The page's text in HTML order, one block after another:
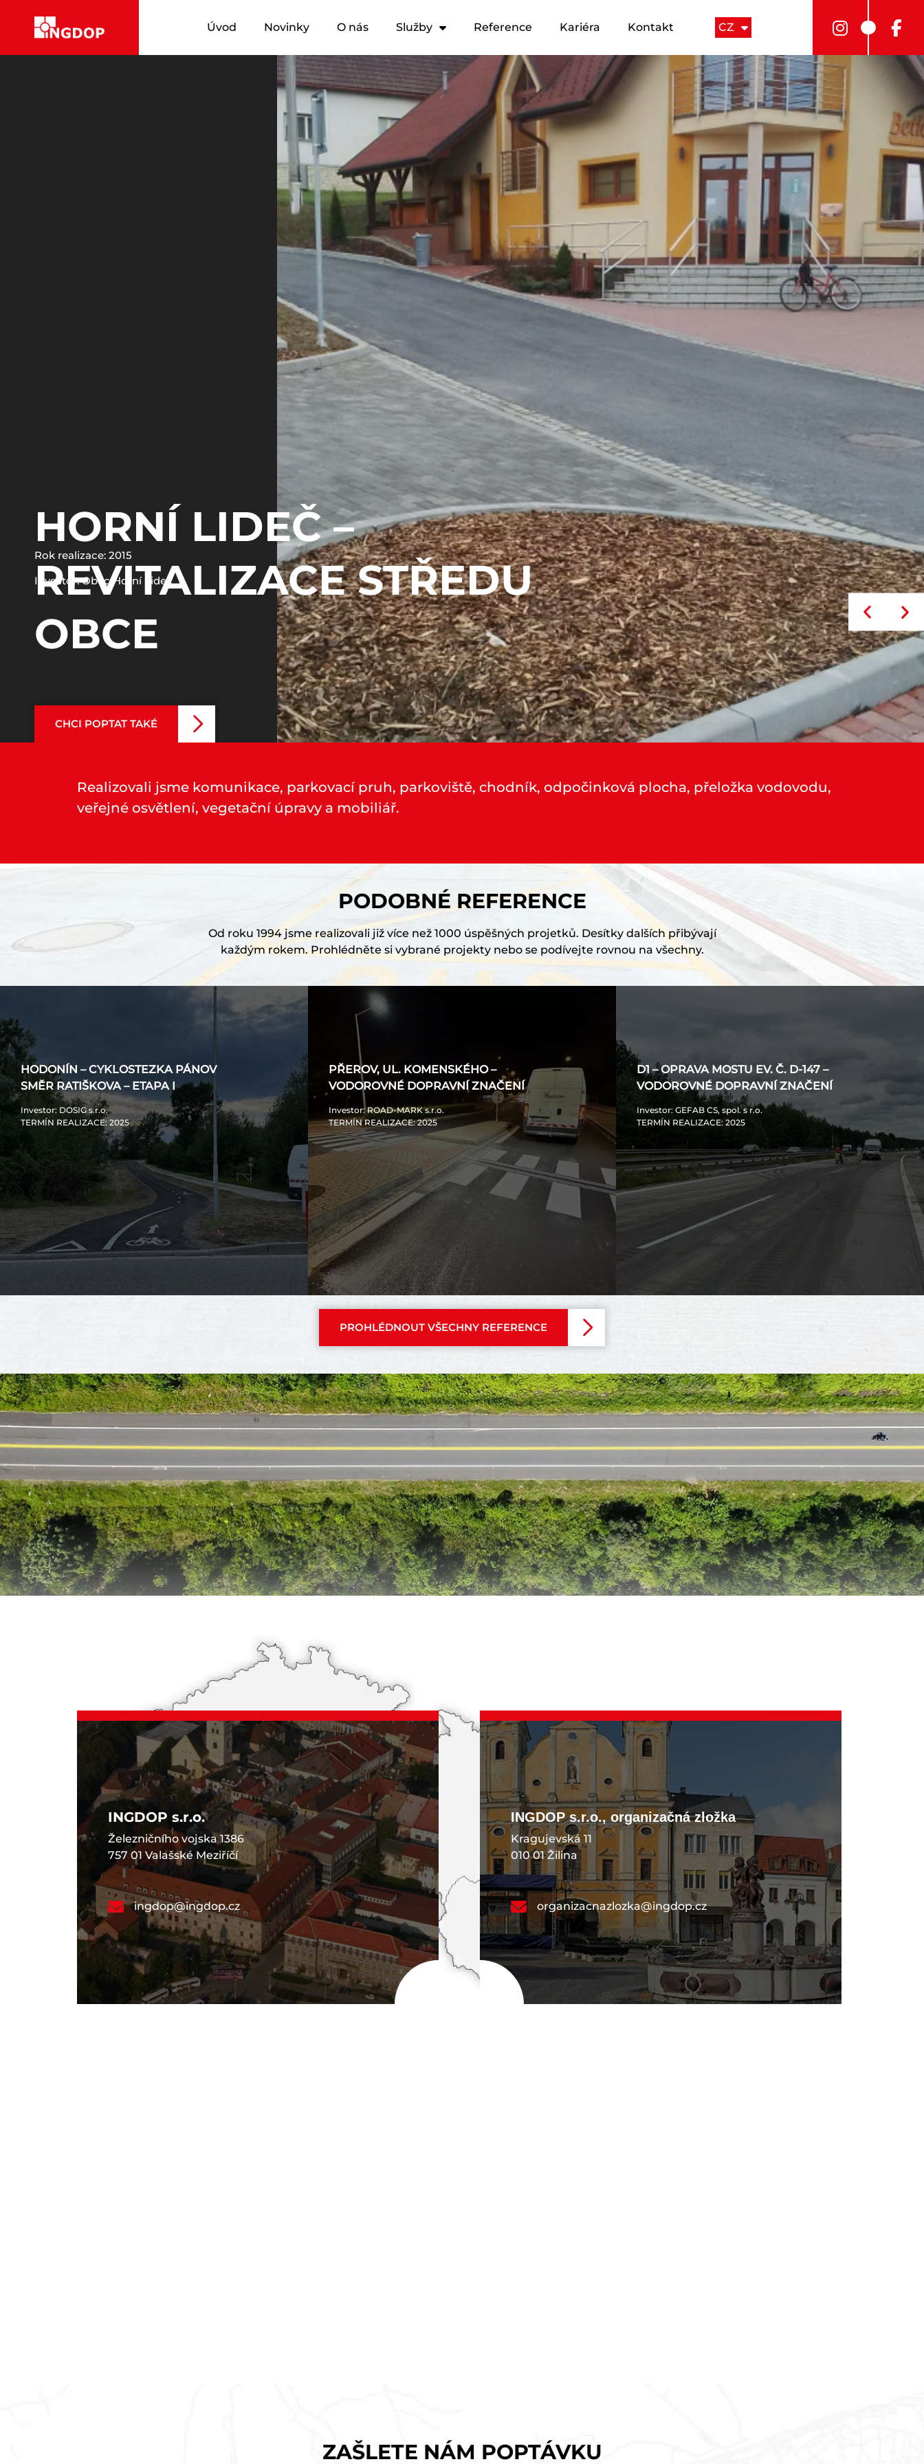
Úvod Novinky O nás Služby Reference Kariéra Kontakt CZ
HORNÍ LIDEČ –
REVITALIZACE STŘEDU
OBCE
Rok realizace: 2015
Investor: Obec Horní Lideč
CHCI POPTAT TAKÉ
Realizovali jsme komunikace, parkovací pruh, parkoviště, chodník, odpočinková plocha, přeložka vodovodu,
veřejné osvětlení, vegetační úpravy a mobiliář.
PODOBNÉ REFERENCE
Od roku 1994 jsme realizovali již více než 1000 úspěšných projetků. Desítky dalších přibývají
každým rokem. Prohlédněte si vybrané projekty nebo se podívejte rovnou na všechny.
HODONÍN – CYKLOSTEZKA PÁNOV
SMĚR RATIŠKOVA – ETAPA I
Investor: DOSIG s.r.o.
TERMÍN REALIZACE: 2025
PŘEROV, UL. KOMENSKÉHO –
VODOROVNÉ DOPRAVNÍ ZNAČENÍ
Investor: ROAD-MARK s.r.o.
TERMÍN REALIZACE: 2025
D1 – OPRAVA MOSTU EV. Č. D-147 –
VODOROVNÉ DOPRAVNÍ ZNAČENÍ
Investor: GEFAB CS, spol. s r.o.
TERMÍN REALIZACE: 2025
PROHLÉDNOUT VŠECHNY REFERENCE
INGDOP s.r.o.
Železničního vojska 1386
757 01 Valašské Meziříčí
ingdop@ingdop.cz
INGDOP s.r.o., organizačná zložka
Kragujevská 11
010 01 Žilina
organizacnazlozka@ingdop.cz
ZAŠLETE NÁM POPTÁVKU